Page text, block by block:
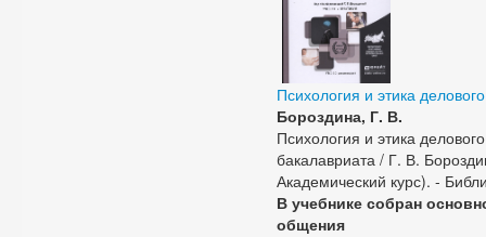
Психология и этика
Бороздина, Г. В.
Психология и этика
бакалавриата / Г. В.
Академический курс). -
В учебнике собран
общения